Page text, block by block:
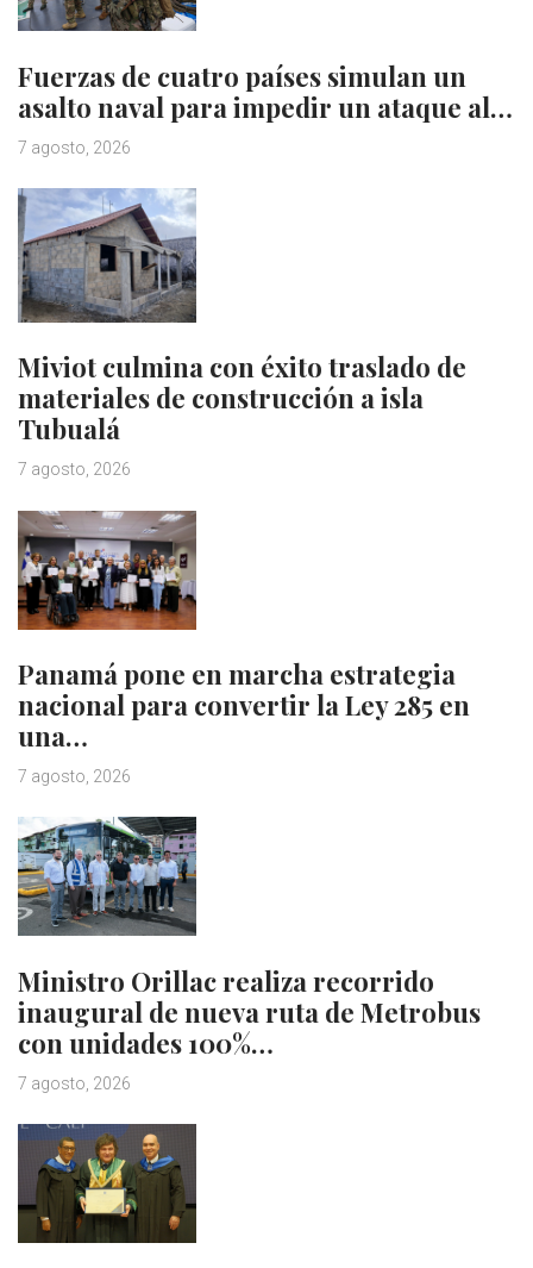
Fuerzas de cuatro países simulan un
asalto naval para impedir un ataque al…
7 agosto, 2026
Miviot culmina con éxito traslado de
materiales de construcción a isla
Tubualá
7 agosto, 2026
Panamá pone en marcha estrategia
nacional para convertir la Ley 285 en
una…
7 agosto, 2026
Ministro Orillac realiza recorrido
inaugural de nueva ruta de Metrobus
con unidades 100%…
7 agosto, 2026